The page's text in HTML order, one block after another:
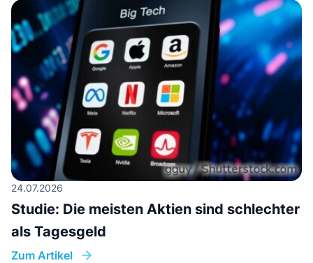
24.07.2026
Studie: Die meisten Aktien sind schlechter
als Tagesgeld
Zum Artikel